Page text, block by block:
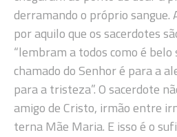
derramando o próprio sangue.
por aquilo que os sacerdotes
“lembram a todos como é belo
chamado do Senhor é para a
para a tristeza”. O sacerdote
amigo de Cristo, irmão entre
terna Mãe Maria. E isso é o